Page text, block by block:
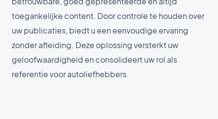
toegankelijke content. Door controle te houden over
uw publicaties, biedt u een eenvoudige ervaring
zonder afleiding. Deze oplossing versterkt uw
geloofwaardigheid en consolideert uw rol als
referentie voor autoliefhebbers.